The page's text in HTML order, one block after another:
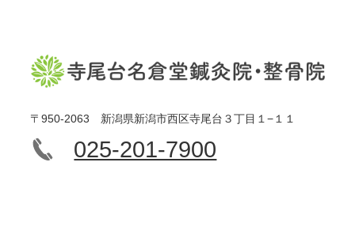
〒950-2063 新潟県新潟市西区寺尾台３丁目１−１１
025-201-7900